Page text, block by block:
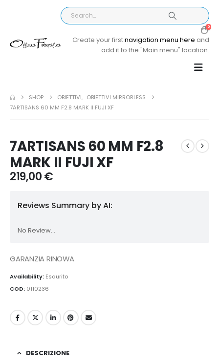
0
Create your firstnavigation menu here and
add it to the "Main menu" location.
SHOP OBIETTIVI, OBIETTIVI MIRRORLESS
7ARTISANS 60 MM F2.8 MARK II FUJI XF
7ARTISANS 60 MM F2.8
MARK II FUJI XF
219,00€
Reviews Summary by AI:
No Review...
GARANZIA RINOWA
Availability: Esaurito
COD: 0110236
DESCRIZIONE